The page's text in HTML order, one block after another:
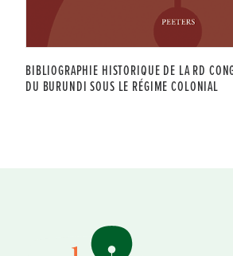
BIBLIOGRAPHIE HISTORIQUE DE LA RD
DU BURUNDI SOUS LE RÉGIME COLONIAL